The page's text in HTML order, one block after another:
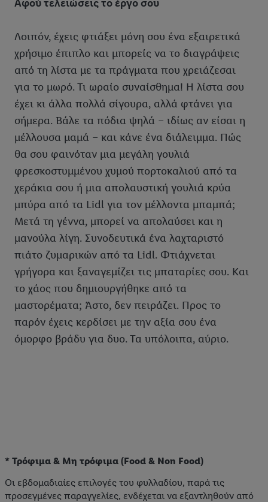
Αφού τελειώσεις το έργο σου
Λοιπόν, έχεις φτιάξει μόνη σου ένα εξαιρετικά
χρήσιμο έπιπλο και μπορείς να το διαγράψεις
από τη λίστα με τα πράγματα που χρειάζεσαι
για το μωρό. Τι ωραίο συναίσθημα! Η λίστα σου
έχει κι άλλα πολλά σίγουρα, αλλά φτάνει για
σήμερα. Βάλε τα πόδια ψηλά – ιδίως αν είσαι η
μέλλουσα μαμά – και κάνε ένα διάλειμμα. Πώς
θα σου φαινόταν μια μεγάλη γουλιά
φρεσκοστυμμένου χυμού πορτοκαλιού από τα
χεράκια σου ή μια απολαυστική γουλιά κρύα
μπύρα από τα Lidl για τον μέλλοντα μπαμπά;
Μετά τη γέννα, μπορεί να απολαύσει και η
μανούλα λίγη. Συνοδευτικά ένα λαχταριστό
πιάτο ζυμαρικών από τα Lidl. Φτιάχνεται
γρήγορα και ξαναγεμίζει τις μπαταρίες σου. Και
το χάος που δημιουργήθηκε από τα
μαστορέματα; Άστο, δεν πειράζει. Προς το
παρόν έχεις κερδίσει με την αξία σου ένα
όμορφο βράδυ για δυο. Τα υπόλοιπα, αύριο.
* Τρόφιμα & Μη τρόφιμα (Food & Non Food)
Οι εβδομαδιαίες επιλογές του φυλλαδίου, παρά τις
προσεγμένες παραγγελίες, ενδέχεται να εξαντληθούν από
βρείτε τα νομικά στοιχεία της εταιρείας μας εδώ.